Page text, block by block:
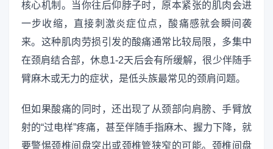
核心机制。当你往后仰脖子时，原本紧张的肌肉会进
一步收缩，直接刺激炎症位点，酸痛感就会瞬间袭
来。这种肌肉劳损引发的酸痛通常比较局限，多集中
在颈肩结合部，休息1-2天后会有所缓解，很少伴随手
臂麻木或无力的症状，是低头族最常见的颈肩问题。
但如果酸痛的同时，还出现了从颈部向肩膀、手臂放
射的“过电样”疼痛，甚至伴随手指麻木、握力下降，就
要警惕颈椎间盘突出或颈椎管狭窄的可能。颈椎间盘